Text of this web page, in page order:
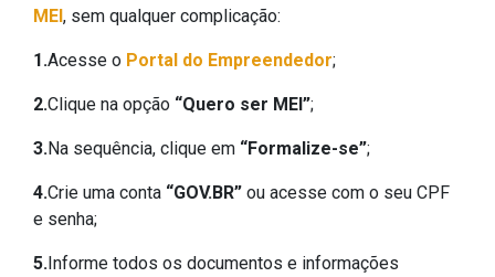
MEI, sem qualquer complicação:
1.Acesse o Portal do Empreendedor;
2.Clique na opção “Quero ser MEI”;
3.Na sequência, clique em “Formalize-se”;
4.Crie uma conta “GOV.BR” ou acesse com o seu CPF
e senha;
5.Informe todos os documentos e informações